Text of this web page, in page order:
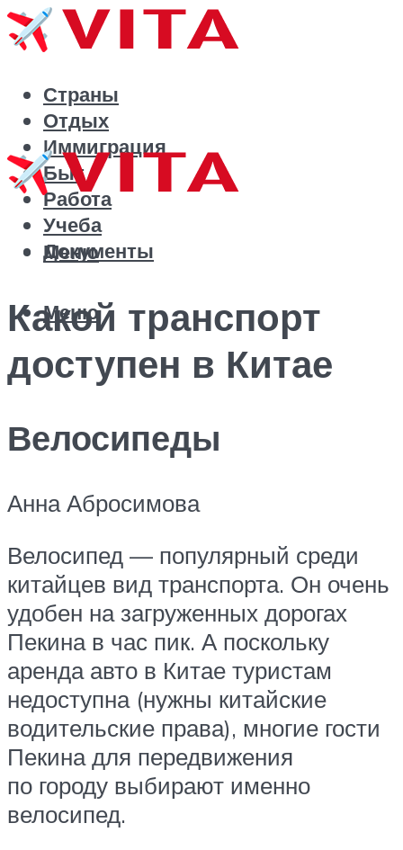
Страны
Отдых
Иммиграция
Быт
Работа
Учеба
Документы
Меню
Меню
Какой транспорт
доступен в Китае
Велосипеды
Анна Абросимова
Велосипед — популярный среди
китайцев вид транспорта. Он очень
удобен на загруженных дорогах
Пекина в час пик. А поскольку
аренда авто в Китае туристам
недоступна (нужны китайские
водительские права), многие гости
Пекина для передвижения
по городу выбирают именно
велосипед.